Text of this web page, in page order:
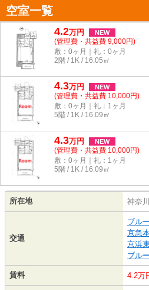
空室一覧
4.2万円 NEW
(管理費・共益費 9,000円)
敷：0ヶ月｜礼：0ヶ月
2階 / 1K / 16.05㎡
4.3万円 NEW
(管理費・共益費 10,000円)
敷：0ヶ月｜礼：1ヶ月
5階 / 1K / 16.09㎡
4.3万円 NEW
(管理費・共益費 10,000円)
敷：0ヶ月｜礼：1ヶ月
5階 / 1K / 16.09㎡
所在地 神奈
交通
ブル
京急
京浜
ブル
賃料 4.2万